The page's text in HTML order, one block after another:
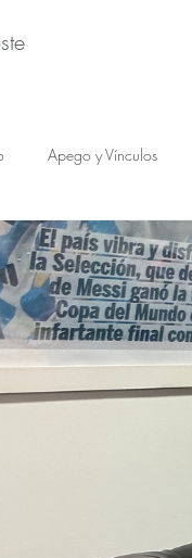
Apego y Vínculos